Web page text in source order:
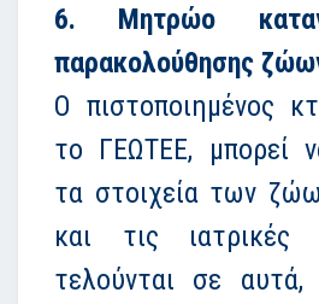
6. Μητρώο
παρακολούθησης
Ο πιστοποιημένος
το ΓΕΩΤΕΕ, μπορεί
τα στοιχεία των
και τις ιατρικές
τελούνται σε